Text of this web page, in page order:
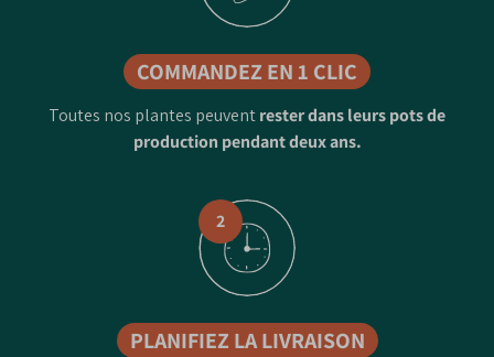
COMMANDEZ EN 1 CLIC
Toutes nos plantes peuventrester dans leurs pots de
production pendant deux ans.
2
PLANIFIEZ LA LIVRAISON